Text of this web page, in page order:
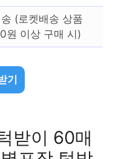
(로켓배송 상품
원 이상 구매 시)
기
받이 60매